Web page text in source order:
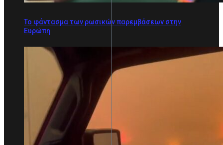
Το φάντασμα των ρωσικών παρεμβάσεων στην
Ευρώπη